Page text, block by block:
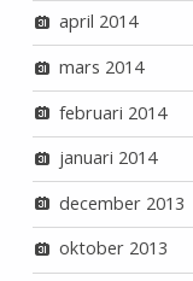
april 2014
mars 2014
februari 2014
januari 2014
december 2013
oktober 2013